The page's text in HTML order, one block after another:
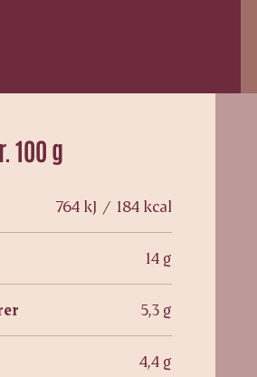
100 g
764 kJ / 184 kcal
14 g
5,3 g
4,4 g